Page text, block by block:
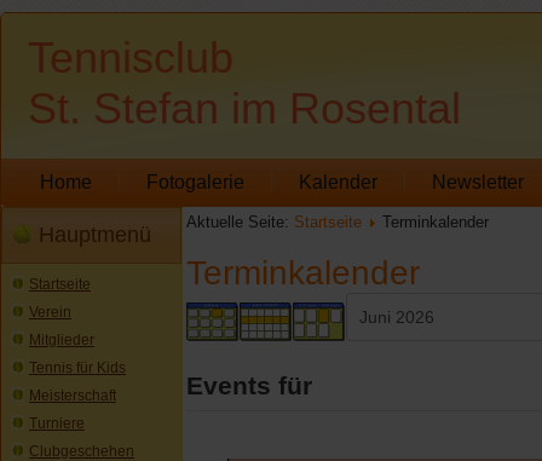
Tennisclub
St. Stefan im Rosental
Home Fotogalerie Kalender Newsletter
Hauptmenü
Startseite
Verein
Mitglieder
Tennis für Kids
Meisterschaft
Turniere
Clubgeschehen
Aktuelle Seite: Startseite Terminkalender
Terminkalender
Events für